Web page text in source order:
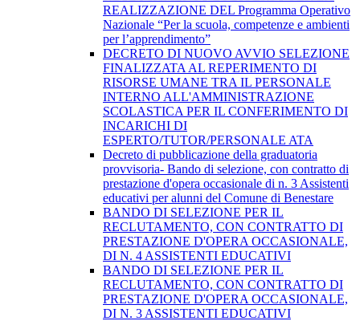
REALIZZAZIONE DEL Programma Operativo
Nazionale “Per la scuola, competenze e ambienti
per l’apprendimento”
DECRETO DI NUOVO AVVIO SELEZIONE
FINALIZZATA AL REPERIMENTO DI
RISORSE UMANE TRA IL PERSONALE
INTERNO ALL'AMMINISTRAZIONE
SCOLASTICA PER IL CONFERIMENTO DI
INCARICHI DI
ESPERTO/TUTOR/PERSONALE ATA
Decreto di pubblicazione della graduatoria
provvisoria- Bando di selezione, con contratto di
prestazione d'opera occasionale di n. 3 Assistenti
educativi per alunni del Comune di Benestare
BANDO DI SELEZIONE PER IL
RECLUTAMENTO, CON CONTRATTO DI
PRESTAZIONE D'OPERA OCCASIONALE,
DI N. 4 ASSISTENTI EDUCATIVI
BANDO DI SELEZIONE PER IL
RECLUTAMENTO, CON CONTRATTO DI
PRESTAZIONE D'OPERA OCCASIONALE,
DI N. 3 ASSISTENTI EDUCATIVI